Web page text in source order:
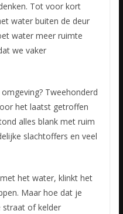
Tot voor kort
water buiten de deur
water meer ruimte
we vaker
Tweehonderd
het laatst getroffen
alles blank met ruim
slachtoffers en veel
het water, klinkt het
Maar hoe dat je
straat of kelder